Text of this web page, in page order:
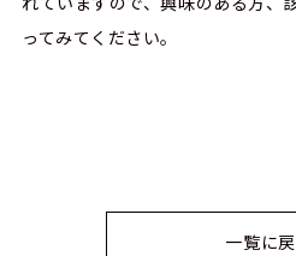
ってみてください。
一覧に